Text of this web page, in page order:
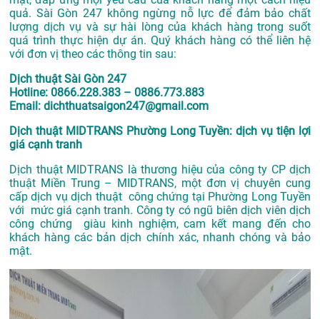
quả. Sài Gòn 247 không ngừng nỗ lực để đảm bảo chất
lượng dịch vụ và sự hài lòng của khách hàng trong suốt
quá trình thực hiện dự án. Quý khách hàng có thể liên hệ
với đơn vị theo các thông tin sau:
Dịch thuật Sài Gòn 247
Hotline: 0866.228.383 – 0886.773.883
Email: dichthuatsaigon247@gmail.com
Dịch thuật MIDTRANS Phường Long Tuyền: dịch vụ tiện lợi
giá cạnh tranh
Dịch thuật MIDTRANS là thương hiệu của công ty CP dịch
thuật Miền Trung – MIDTRANS, một đơn vị chuyên cung
cấp dịch vụ dịch thuật công chứng tại Phường Long Tuyền
với mức giá cạnh tranh. Công ty có ngũ biên dịch viên dịch
công chứng giàu kinh nghiệm, cam kết mang đến cho
khách hàng các bản dịch chính xác, nhanh chóng và bảo
mật.